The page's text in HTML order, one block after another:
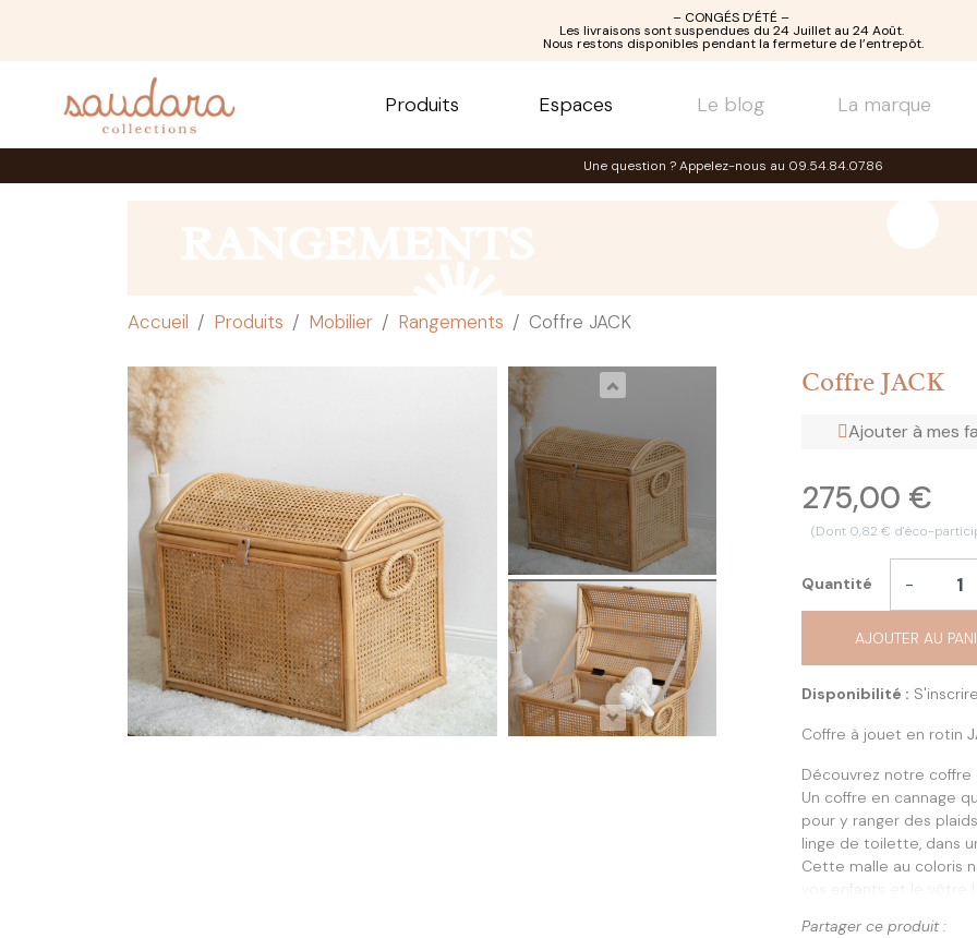
– CONGÉS D’ÉTÉ –
Les livraisons sont suspendues du 24 Juillet au 24 Août.
Nous restons disponibles pendant la fermeture de l’entrepôt.
Produits Espaces Le blog La marque
Une question ? Appelez-nous au 09.54.84.07.86
Accueil Produits Mobilier Rangements Coffre JACK
Coffre JACK
Ajouter à mes
275,00 €
(Dont 0,82 € d'éco-
Quantité -
AJOUTER AU
Disponibilité :
Coffre à jouet en rotin
Découvrez notre
Un coffre en cannage
pour y ranger des
linge de toilette, dans
Cette malle au coloris
vos enfants et le vôtre !
Dimensions produit:
Partager ce produit :